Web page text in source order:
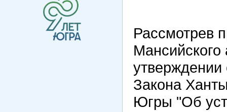
Рассмотрев
утверждении
Закона
Югры "Об